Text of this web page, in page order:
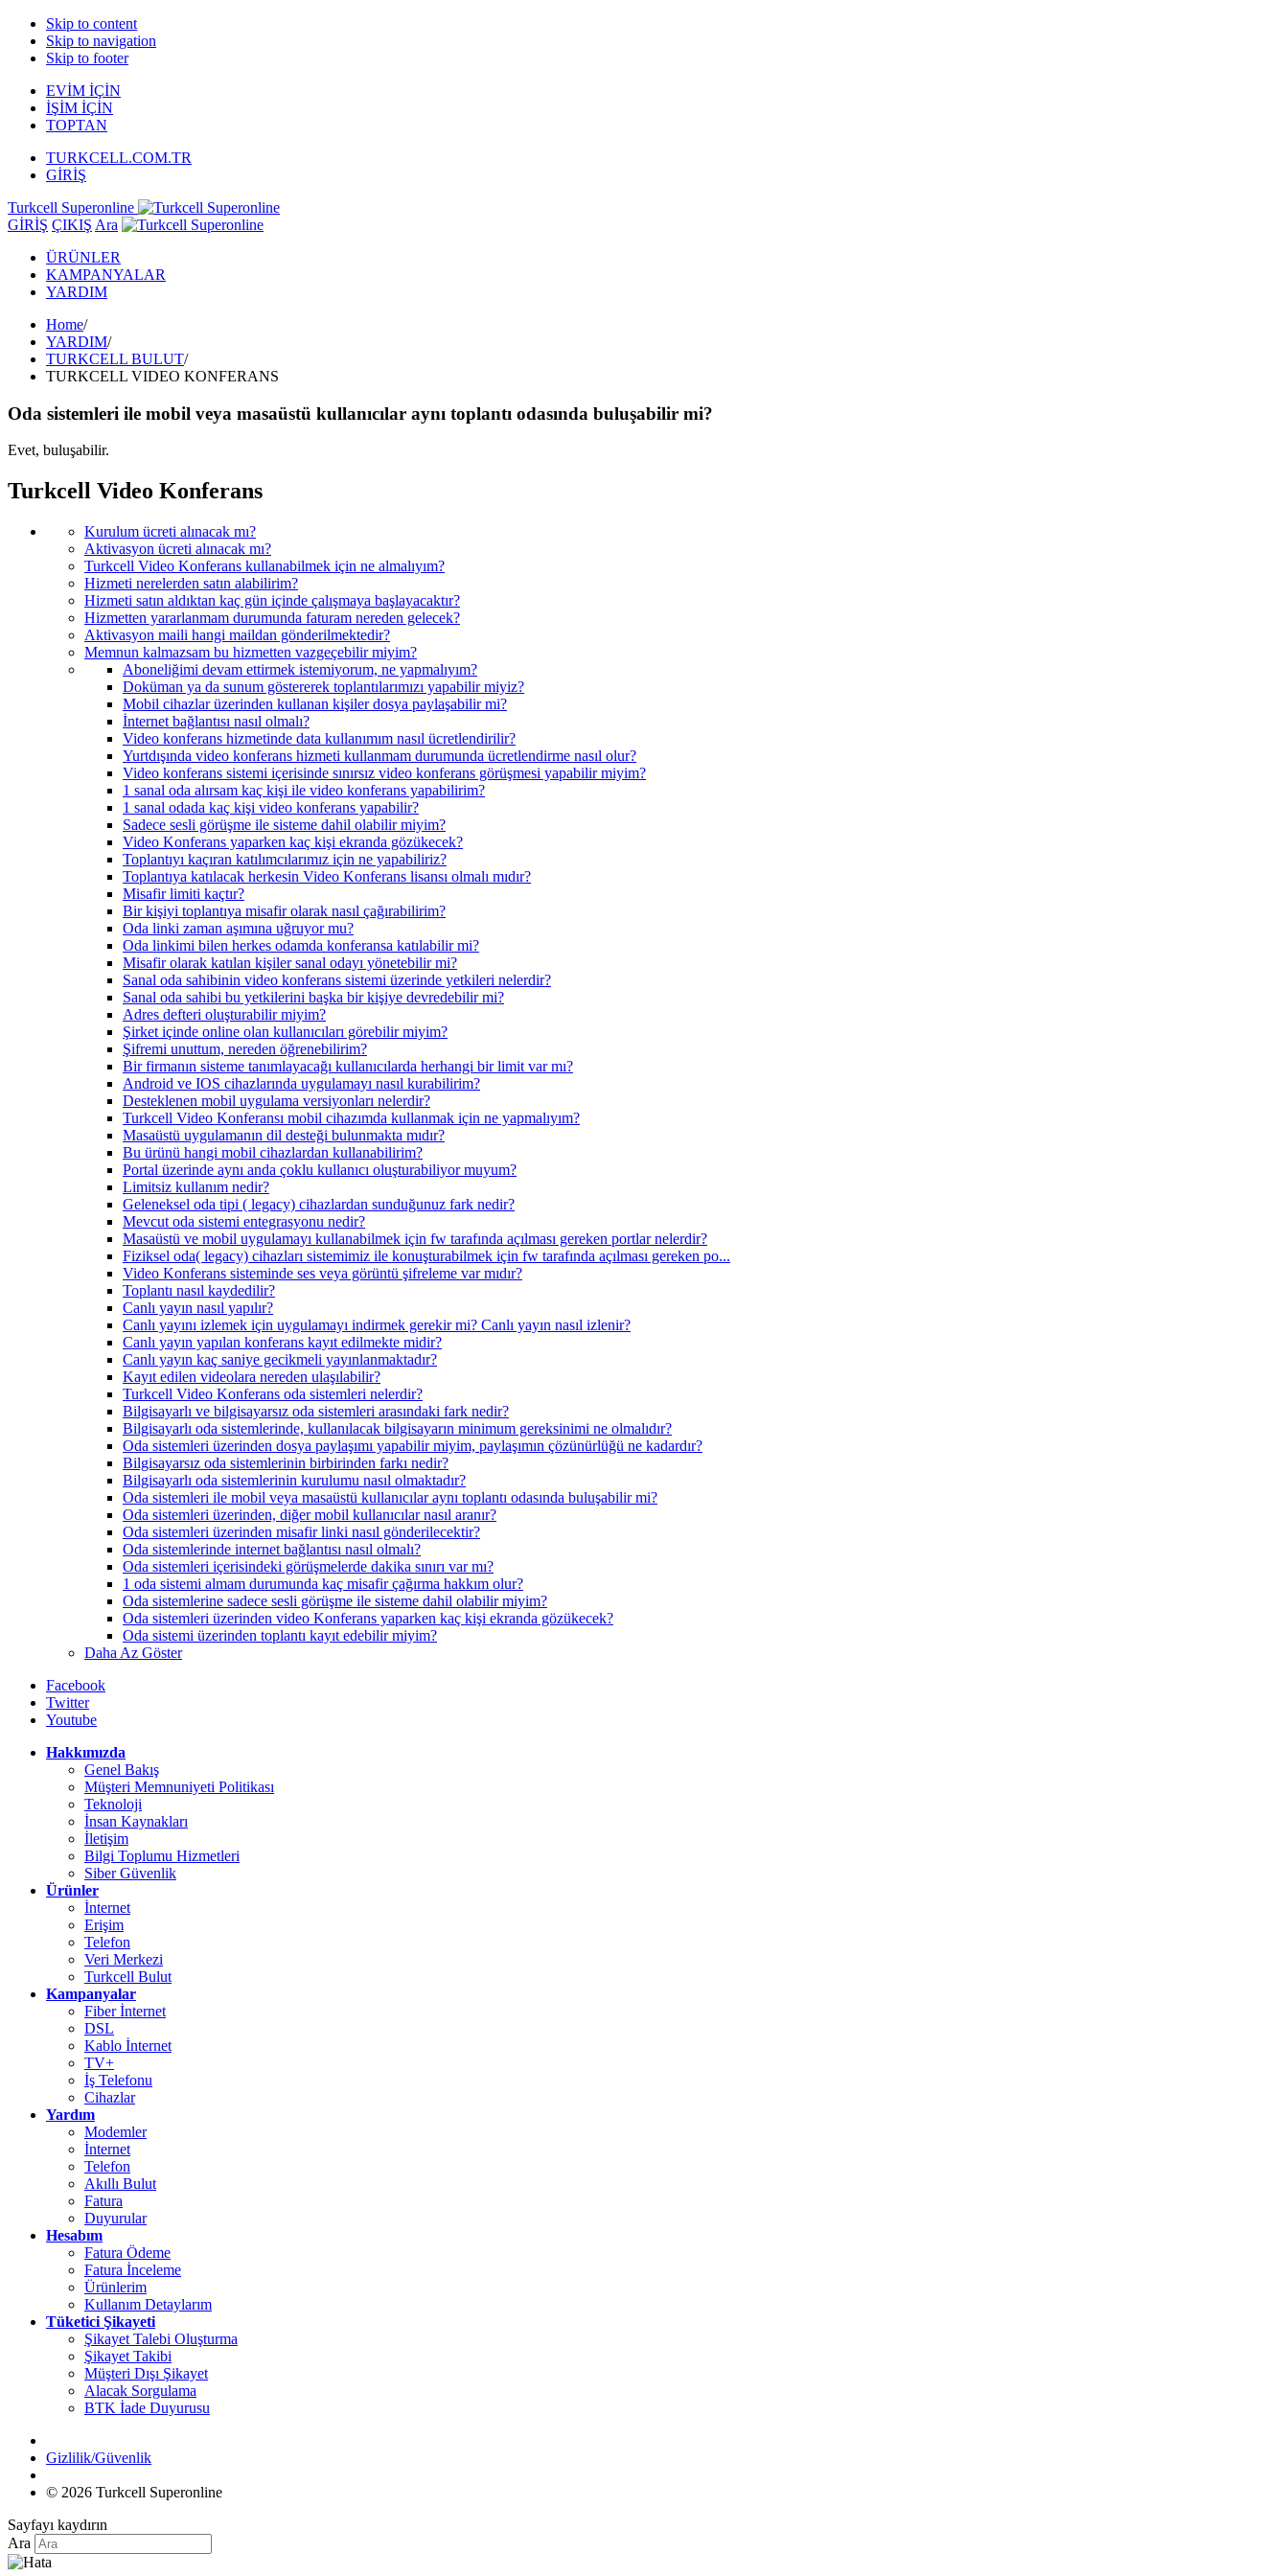
Skip to content
Skip to navigation
Skip to footer
EVİM İÇİN
İŞİM İÇİN
TOPTAN
TURKCELL.COM.TR
GİRİŞ
Turkcell Superonline
GİRİŞ ÇIKIŞ Ara
ÜRÜNLER
KAMPANYALAR
YARDIM
Home/
YARDIM/
TURKCELL BULUT/
TURKCELL VIDEO KONFERANS
Oda sistemleri ile mobil veya masaüstü kullanıcılar aynı toplantı odasında buluşabilir mi?
Evet, buluşabilir.
Turkcell Video Konferans
Kurulum ücreti alınacak mı?
Aktivasyon ücreti alınacak mı?
Turkcell Video Konferans kullanabilmek için ne almalıyım?
Hizmeti nerelerden satın alabilirim?
Hizmeti satın aldıktan kaç gün içinde çalışmaya başlayacaktır?
Hizmetten yararlanmam durumunda faturam nereden gelecek?
Aktivasyon maili hangi maildan gönderilmektedir?
Memnun kalmazsam bu hizmetten vazgeçebilir miyim?
Aboneliğimi devam ettirmek istemiyorum, ne yapmalıyım?
Doküman ya da sunum göstererek toplantılarımızı yapabilir miyiz?
Mobil cihazlar üzerinden kullanan kişiler dosya paylaşabilir mi?
İnternet bağlantısı nasıl olmalı?
Video konferans hizmetinde data kullanımım nasıl ücretlendirilir?
Yurtdışında video konferans hizmeti kullanmam durumunda ücretlendirme nasıl olur?
Video konferans sistemi içerisinde sınırsız video konferans görüşmesi yapabilir miyim?
1 sanal oda alırsam kaç kişi ile video konferans yapabilirim?
1 sanal odada kaç kişi video konferans yapabilir?
Sadece sesli görüşme ile sisteme dahil olabilir miyim?
Video Konferans yaparken kaç kişi ekranda gözükecek?
Toplantıyı kaçıran katılımcılarımız için ne yapabiliriz?
Toplantıya katılacak herkesin Video Konferans lisansı olmalı mıdır?
Misafir limiti kaçtır?
Bir kişiyi toplantıya misafir olarak nasıl çağırabilirim?
Oda linki zaman aşımına uğruyor mu?
Oda linkimi bilen herkes odamda konferansa katılabilir mi?
Misafir olarak katılan kişiler sanal odayı yönetebilir mi?
Sanal oda sahibinin video konferans sistemi üzerinde yetkileri nelerdir?
Sanal oda sahibi bu yetkilerini başka bir kişiye devredebilir mi?
Adres defteri oluşturabilir miyim?
Şirket içinde online olan kullanıcıları görebilir miyim?
Şifremi unuttum, nereden öğrenebilirim?
Bir firmanın sisteme tanımlayacağı kullanıcılarda herhangi bir limit var mı?
Android ve IOS cihazlarında uygulamayı nasıl kurabilirim?
Desteklenen mobil uygulama versiyonları nelerdir?
Turkcell Video Konferansı mobil cihazımda kullanmak için ne yapmalıyım?
Masaüstü uygulamanın dil desteği bulunmakta mıdır?
Bu ürünü hangi mobil cihazlardan kullanabilirim?
Portal üzerinde aynı anda çoklu kullanıcı oluşturabiliyor muyum?
Limitsiz kullanım nedir?
Geleneksel oda tipi ( legacy) cihazlardan sunduğunuz fark nedir?
Mevcut oda sistemi entegrasyonu nedir?
Masaüstü ve mobil uygulamayı kullanabilmek için fw tarafında açılması gereken portlar nelerdir?
Fiziksel oda( legacy) cihazları sistemimiz ile konuşturabilmek için fw tarafında açılması gereken po...
Video Konferans sisteminde ses veya görüntü şifreleme var mıdır?
Toplantı nasıl kaydedilir?
Canlı yayın nasıl yapılır?
Canlı yayını izlemek için uygulamayı indirmek gerekir mi? Canlı yayın nasıl izlenir?
Canlı yayın yapılan konferans kayıt edilmekte midir?
Canlı yayın kaç saniye gecikmeli yayınlanmaktadır?
Kayıt edilen videolara nereden ulaşılabilir?
Turkcell Video Konferans oda sistemleri nelerdir?
Bilgisayarlı ve bilgisayarsız oda sistemleri arasındaki fark nedir?
Bilgisayarlı oda sistemlerinde, kullanılacak bilgisayarın minimum gereksinimi ne olmalıdır?
Oda sistemleri üzerinden dosya paylaşımı yapabilir miyim, paylaşımın çözünürlüğü ne kadardır?
Bilgisayarsız oda sistemlerinin birbirinden farkı nedir?
Bilgisayarlı oda sistemlerinin kurulumu nasıl olmaktadır?
Oda sistemleri ile mobil veya masaüstü kullanıcılar aynı toplantı odasında buluşabilir mi?
Oda sistemleri üzerinden, diğer mobil kullanıcılar nasıl aranır?
Oda sistemleri üzerinden misafir linki nasıl gönderilecektir?
Oda sistemlerinde internet bağlantısı nasıl olmalı?
Oda sistemleri içerisindeki görüşmelerde dakika sınırı var mı?
1 oda sistemi almam durumunda kaç misafir çağırma hakkım olur?
Oda sistemlerine sadece sesli görüşme ile sisteme dahil olabilir miyim?
Oda sistemleri üzerinden video Konferans yaparken kaç kişi ekranda gözükecek?
Oda sistemi üzerinden toplantı kayıt edebilir miyim?
Daha Az Göster
Facebook
Twitter
Youtube
Hakkımızda
Genel Bakış
Müşteri Memnuniyeti Politikası
Teknoloji
İnsan Kaynakları
İletişim
Bilgi Toplumu Hizmetleri
Siber Güvenlik
Ürünler
İnternet
Erişim
Telefon
Veri Merkezi
Turkcell Bulut
Kampanyalar
Fiber İnternet
DSL
Kablo İnternet
TV+
İş Telefonu
Cihazlar
Yardım
Modemler
İnternet
Telefon
Akıllı Bulut
Fatura
Duyurular
Hesabım
Fatura Ödeme
Fatura İnceleme
Ürünlerim
Kullanım Detaylarım
Tüketici Şikayeti
Şikayet Talebi Oluşturma
Şikayet Takibi
Müşteri Dışı Şikayet
Alacak Sorgulama
BTK İade Duyurusu
Gizlilik/Güvenlik
© 2026 Turkcell Superonline
Sayfayı kaydırın
Ara